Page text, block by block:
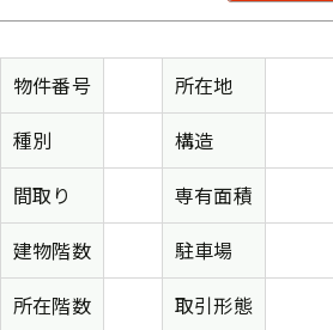
物件番号
所在地
種別
構造
間取り
専有面積
建物階数
駐車場
所在階数
取引形態